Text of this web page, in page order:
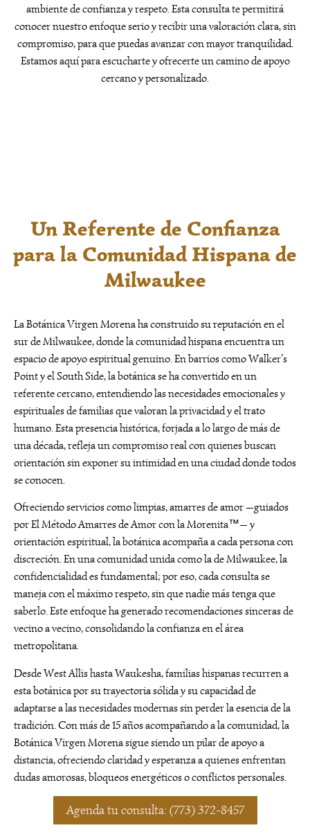
ambiente de confianza y respeto. Esta consulta te permitirá
conocer nuestro enfoque serio y recibir una valoración clara, sin
compromiso, para que puedas avanzar con mayor tranquilidad.
Estamos aquí para escucharte y ofrecerte un camino de apoyo
cercano y personalizado.
Un Referente de Confianza
para la Comunidad Hispana de
Milwaukee
La Botánica Virgen Morena ha construido su reputación en el
sur de Milwaukee, donde la comunidad hispana encuentra un
espacio de apoyo espiritual genuino. En barrios como Walker’s
Point y el South Side, la botánica se ha convertido en un
referente cercano, entendiendo las necesidades emocionales y
espirituales de familias que valoran la privacidad y el trato
humano. Esta presencia histórica, forjada a lo largo de más de
una década, refleja un compromiso real con quienes buscan
orientación sin exponer su intimidad en una ciudad donde todos
se conocen.
Ofreciendo servicios como limpias, amarres de amor —guiados
por El Método Amarres de Amor con la Morenita™— y
orientación espiritual, la botánica acompaña a cada persona con
discreción. En una comunidad unida como la de Milwaukee, la
confidencialidad es fundamental; por eso, cada consulta se
maneja con el máximo respeto, sin que nadie más tenga que
saberlo. Este enfoque ha generado recomendaciones sinceras de
vecino a vecino, consolidando la confianza en el área
metropolitana.
Desde West Allis hasta Waukesha, familias hispanas recurren a
esta botánica por su trayectoria sólida y su capacidad de
adaptarse a las necesidades modernas sin perder la esencia de la
tradición. Con más de 15 años acompañando a la comunidad, la
Botánica Virgen Morena sigue siendo un pilar de apoyo a
distancia, ofreciendo claridad y esperanza a quienes enfrentan
dudas amorosas, bloqueos energéticos o conflictos personales.
Agenda tu consulta: (773) 372-8457